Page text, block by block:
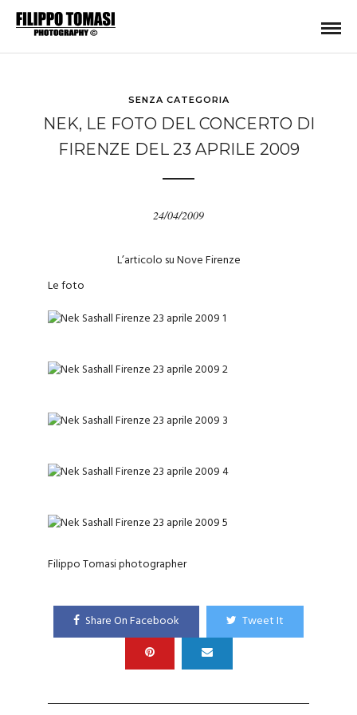
SENZA CATEGORIA
NEK, LE FOTO DEL CONCERTO DI
FIRENZE DEL 23 APRILE 2009
24/04/2009
L’articolo su Nove Firenze
Le foto
Filippo Tomasi photographer
Share On Facebook Tweet It